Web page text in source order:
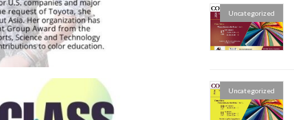
Uncategorized
Uncategorized